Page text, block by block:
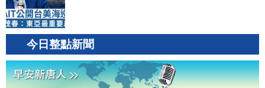
今日整點新聞